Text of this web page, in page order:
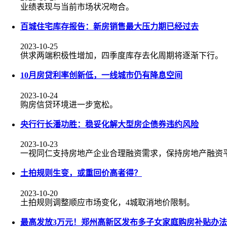
业绩表现与当前市场状况吻合。
百城住宅库存报告：新房销售最大压力期已经过去
2023-10-25
供求两端积极性增加，四季度库存去化周期将逐渐下行。
10月房贷利率创新低，一线城市仍有降息空间
2023-10-24
购房信贷环境进一步宽松。
央行行长潘功胜：稳妥化解大型房企债券违约风险
2023-10-23
一视同仁支持房地产企业合理融资需求，保持房地产融资
土拍规则生变，或重回价高者得？
2023-10-20
土拍规则调整顺应市场变化，4城取消地价限制。
最高发放3万元！郑州高新区发布多子女家庭购房补贴办法